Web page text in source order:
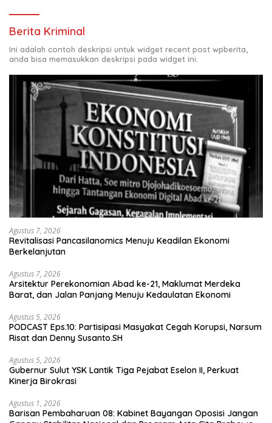
Berita Kriminal
Ini adalah contoh deskripsi untuk widget recent post wpberita,
anda bisa memasukkan deskripsi pada widget ini.
Agustus 7, 2026
Revitalisasi Pancasilanomics Menuju Keadilan Ekonomi
Berkelanjutan
Agustus 7, 2026
Arsitektur Perekonomian Abad ke-21, Maklumat Merdeka
Barat, dan Jalan Panjang Menuju Kedaulatan Ekonomi
Agustus 5, 2026
PODCAST Eps.10: Partisipasi Masyakat Cegah Korupsi, Narsum
Risat dan Denny Susanto.SH
Agustus 5, 2026
Gubernur Sulut YSK Lantik Tiga Pejabat Eselon II, Perkuat
Kinerja Birokrasi
Agustus 1, 2026
Barisan Pembaharuan 08: Kabinet Bayangan Oposisi Jangan